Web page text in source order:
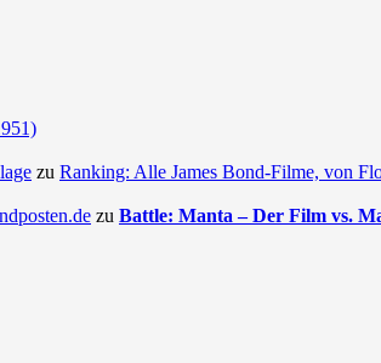
zu Ranking: Alle James Bond-Filme, von
zu Battle: Manta – Der Film vs.